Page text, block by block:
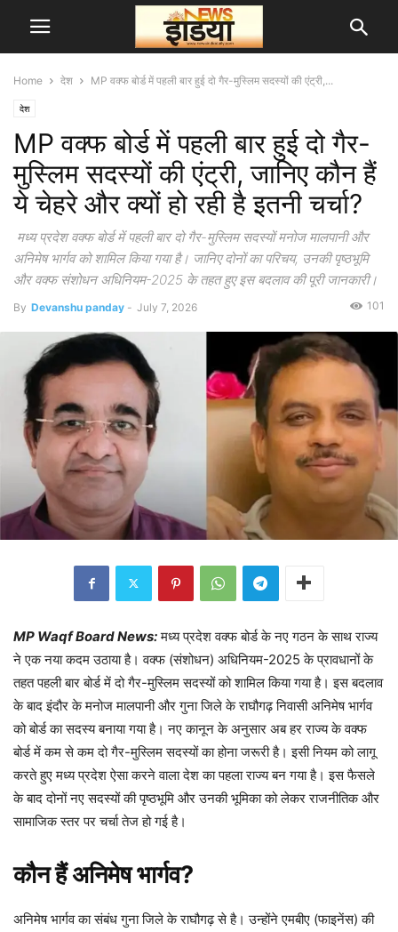
Home देश MP वक्फ बोर्ड में पहली बार हुई दो गैर-मुस्लिम सदस्यों की एंट्री,...
देश
MP वक्फ बोर्ड में पहली बार हुई दो गैर-
मुस्लिम सदस्यों की एंट्री, जानिए कौन हैं
ये चेहरे और क्यों हो रही है इतनी चर्चा?
मध्य प्रदेश वक्फ बोर्ड में पहली बार दो गैर-मुस्लिम सदस्यों मनोज मालपानी और
अनिमेष भार्गव को शामिल किया गया है। जानिए दोनों का परिचय, उनकी पृष्ठभूमि
और वक्फ संशोधन अधिनियम-2025 के तहत हुए इस बदलाव की पूरी जानकारी।
By Devanshu panday - July 7, 2026 101
MP Waqf Board News: मध्य प्रदेश वक्फ बोर्ड के नए गठन के साथ राज्य
ने एक नया कदम उठाया है। वक्फ (संशोधन) अधिनियम-2025 के प्रावधानों के
तहत पहली बार बोर्ड में दो गैर-मुस्लिम सदस्यों को शामिल किया गया है। इस बदलाव
के बाद इंदौर के मनोज मालपानी और गुना जिले के राघौगढ़ निवासी अनिमेष भार्गव
को बोर्ड का सदस्य बनाया गया है। नए कानून के अनुसार अब हर राज्य के वक्फ
बोर्ड में कम से कम दो गैर-मुस्लिम सदस्यों का होना जरूरी है। इसी नियम को लागू
करते हुए मध्य प्रदेश ऐसा करने वाला देश का पहला राज्य बन गया है। इस फैसले
के बाद दोनों नए सदस्यों की पृष्ठभूमि और उनकी भूमिका को लेकर राजनीतिक और
सामाजिक स्तर पर चर्चा तेज हो गई है।
कौन हैं अनिमेष भार्गव?
अनिमेष भार्गव का संबंध गुना जिले के राघौगढ़ से है। उन्होंने एमबीए (फाइनेंस) की